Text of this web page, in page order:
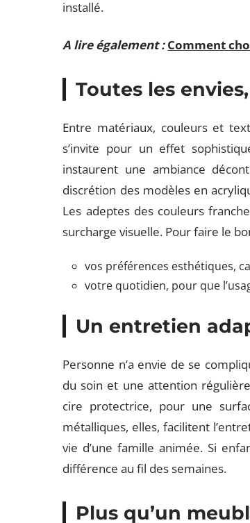
installé.
A lire également : Comment
Toutes les
Entre matériaux, couleurs et
s’invite pour un effet
instaurent une ambiance
discrétion des modèles en
Les adeptes des couleurs
surcharge visuelle. Pour faire le
vos préférences esthétiques,
votre quotidien, pour que
Un entretien
Personne n’a envie de se
du soin et une attention
cire protectrice, pour une
métalliques, elles, facilitent
vie d’une famille animée. Si
différence au fil des semaines.
Plus qu’un